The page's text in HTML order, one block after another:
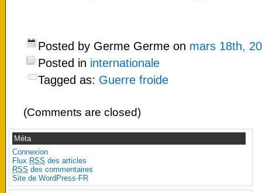
Posted by Germe Germe on mars 18th,
Posted in internationale
Tagged as: Guerre froide
(Comments are closed)
Méta
Connexion
Flux RSS des articles
RSS des commentaires
Site de WordPress-FR